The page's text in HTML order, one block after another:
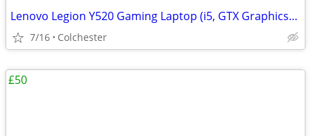
Lenovo Legion Y520 Gaming Laptop (i5, GTX Graphics) - Great Condition
7/16 Colchester
£50